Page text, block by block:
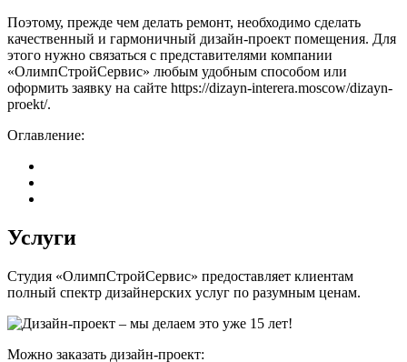
Поэтому, прежде чем делать ремонт, необходимо сделать
качественный и гармоничный дизайн-проект помещения. Для
этого нужно связаться с представителями компании
«ОлимпСтройСервис» любым удобным способом или
оформить заявку на сайте https://dizayn-interera.moscow/dizayn-
proekt/.
Оглавление:
Услуги
Студия «ОлимпСтройСервис» предоставляет клиентам
полный спектр дизайнерских услуг по разумным ценам.
Можно заказать дизайн-проект: